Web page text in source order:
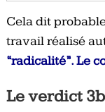
Cela dit
travail réalisé
“radicalité”. Le
Le verdict